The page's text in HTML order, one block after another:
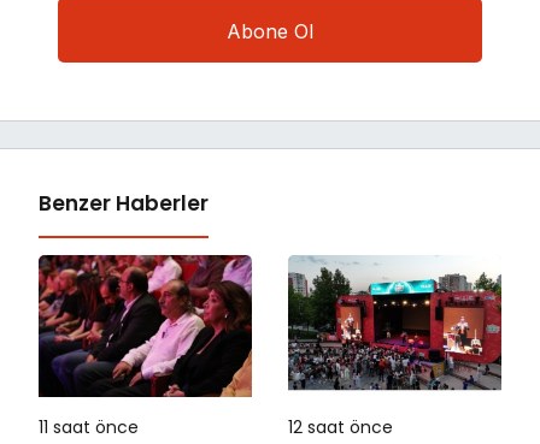
Benzer Haberler
11 saat önce 12 saat önce